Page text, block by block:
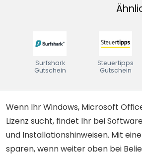
Surfshark
Gutschein
Steuertipps
Gutschein
Wenn Ihr Windows, Microsoft
Lizenz sucht, findet Ihr bei
und Installationshinweisen. Mit
sparen, wenn weiter oben bei